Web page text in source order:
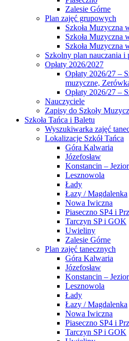
Zalesie Górne
Plan zajęć grupowych
Szkoła
Szkoła
Szkoła
Szkolny plan nauczania i
Opłaty 2026/2027
Opłaty 2026/27 –
muzyczne,
Opłaty 2026/27 –
Nauczyciele
Zapisy do Szkoły
Szkoła Tańca i Baletu
Wyszukiwarka zajęć
Lokalizacje Szkół Tańca
Góra Kalwaria
Józefosław
Konstancin –
Lesznowola
Łady
Łazy / Magdalenka
Nowa Iwiczna
Piaseczno SP4 i
Tarczyn SP i GOK
Uwieliny
Zalesie Górne
Plan zajęć tanecznych
Góra Kalwaria
Józefosław
Konstancin –
Lesznowola
Łady
Łazy / Magdalenka
Nowa Iwiczna
Piaseczno SP4 i
Tarczyn SP i GOK